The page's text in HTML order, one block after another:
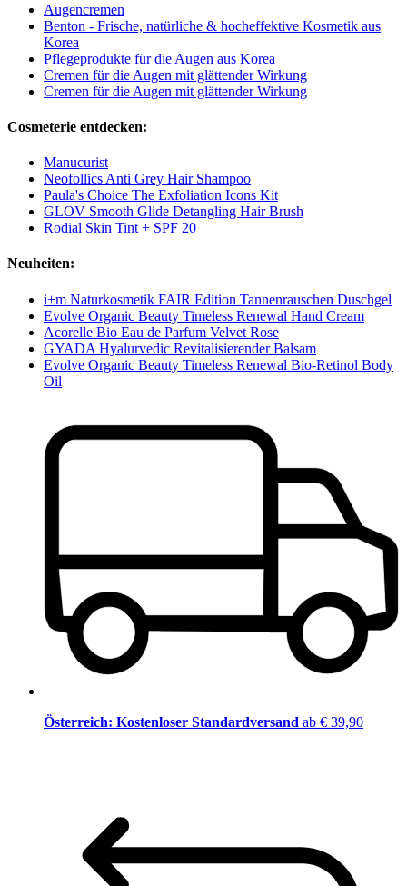
Augencremen
Benton - Frische, natürliche & hocheffektive Kosmetik aus
Korea
Pflegeprodukte für die Augen aus Korea
Cremen für die Augen mit glättender Wirkung
Cremen für die Augen mit glättender Wirkung
Cosmeterie entdecken:
Manucurist
Neofollics Anti Grey Hair Shampoo
Paula's Choice The Exfoliation Icons Kit
GLOV Smooth Glide Detangling Hair Brush
Rodial Skin Tint + SPF 20
Neuheiten:
i+m Naturkosmetik FAIR Edition Tannenrauschen Duschgel
Evolve Organic Beauty Timeless Renewal Hand Cream
Acorelle Bio Eau de Parfum Velvet Rose
GYADA Hyalurvedic Revitalisierender Balsam
Evolve Organic Beauty Timeless Renewal Bio-Retinol Body
Oil
Österreich: Kostenloser Standardversand ab € 39,90